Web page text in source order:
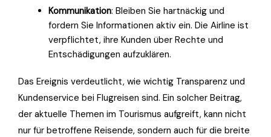
Kommunikation: Bleiben Sie hartnäckig und
fordern Sie Informationen aktiv ein. Die Airline ist
verpflichtet, ihre Kunden über Rechte und
Entschädigungen aufzuklären.
Das Ereignis verdeutlicht, wie wichtig Transparenz und
Kundenservice bei Flugreisen sind. Ein solcher Beitrag,
der aktuelle Themen im Tourismus aufgreift, kann nicht
nur für betroffene Reisende, sondern auch für die breite